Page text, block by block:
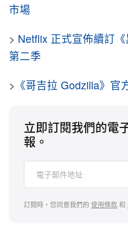
市場
> Netflix 正式宣佈續訂
第二季
> 《哥吉拉 Godzilla》
立即訂閱我們的電
報。
訂閱時，您同意我們的 使用條款和